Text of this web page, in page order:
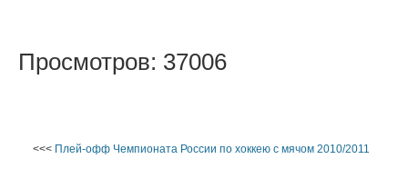
Просмотров: 37006
<<< Плей-офф Чемпионата России по хоккею с мячом 2010/2011